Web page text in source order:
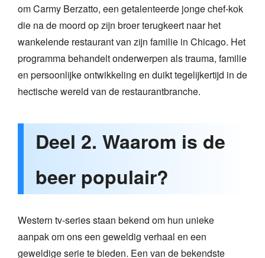
om Carmy Berzatto, een getalenteerde jonge chef-kok
die na de moord op zijn broer terugkeert naar het
wankelende restaurant van zijn familie in Chicago. Het
programma behandelt onderwerpen als trauma, familie
en persoonlijke ontwikkeling en duikt tegelijkertijd in de
hectische wereld van de restaurantbranche.
Deel 2. Waarom is de
beer populair?
Western tv-series staan bekend om hun unieke
aanpak om ons een geweldig verhaal en een
geweldige serie te bieden. Een van de bekendste